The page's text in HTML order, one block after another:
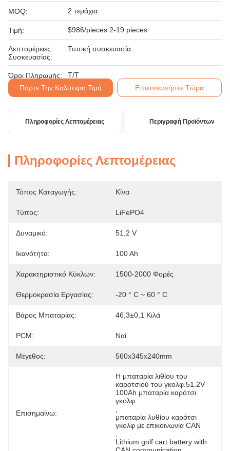
MOQ: 2 τεμάχια
Τιμή: $986/pieces 2-19 pieces
Λεπτομέρειες
Συσκευασίας:
Τυπική συσκευασία
Όροι Πληρωμής:
T/T
Πάρτε Την Καλύτερη Τιμή
Επικοινωνήστε Τώρα
Πληροφορίες Λεπτομέρειας Περιγραφή Προϊόντων
Πληροφορίες Λεπτομέρειας
Τόπος Καταγωγής: Κίνα
Τύπος: LiFePO4
Δυναμικό: 51,2 V
Ικανότητα: 100 Ah
Χαρακτηριστικό Κύκλων: 1500-2000 Φορές
Θερμοκρασία Εργασίας: -20 ° C ~ 60 ° C
Βάρος Μπαταρίας: 46,3±0,1 Κιλά
PCM: Ναί
Μέγεθος: 560x345x240mm
Επισημαίνω:
Η μπαταρία λιθίου του
καροτσιού του γκολφ.51.2V
100Ah μπαταρία καρότσι
γκολφ
μπαταρία λυθίου καρότσι
γκολφ με επικοινωνία CAN
Lithium golf cart battery with